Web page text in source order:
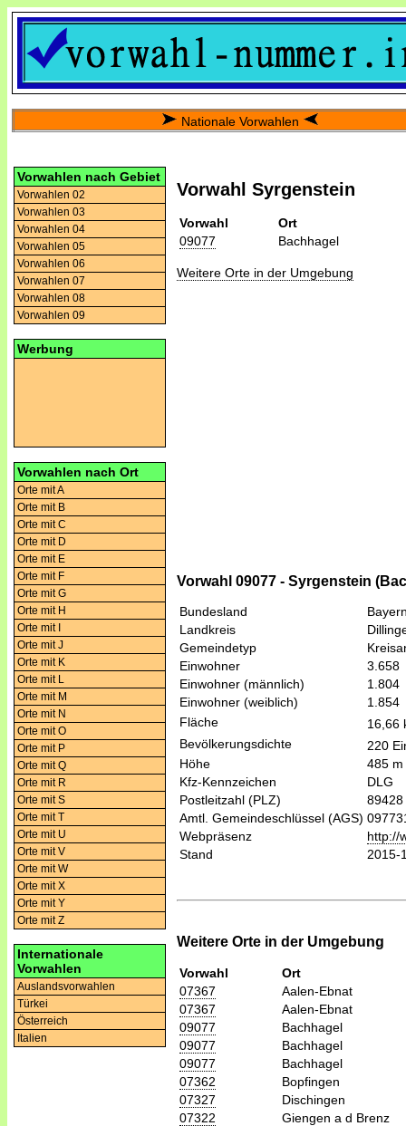
Nationale Vorwahlen
Vorwahlen nach Gebiet
Vorwahlen 02
Vorwahlen 03
Vorwahlen 04
Vorwahlen 05
Vorwahlen 06
Vorwahlen 07
Vorwahlen 08
Vorwahlen 09
Werbung
Vorwahlen nach Ort
Orte mit A
Orte mit B
Orte mit C
Orte mit D
Orte mit E
Orte mit F
Orte mit G
Orte mit H
Orte mit I
Orte mit J
Orte mit K
Orte mit L
Orte mit M
Orte mit N
Orte mit O
Orte mit P
Orte mit Q
Orte mit R
Orte mit S
Orte mit T
Orte mit U
Orte mit V
Orte mit W
Orte mit X
Orte mit Y
Orte mit Z
Internationale
Vorwahlen
Auslandsvorwahlen
Türkei
Österreich
Italien
Vorwahl Syrgenstein
Vorwahl
Ort
09077
Bachhagel
Weitere Orte in der Umgebung
Vorwahl 09077 - Syrgenstein
Bundesland
Landkreis
Gemeindetyp
Einwohner
3.658
Einwohner (männlich)
1.804
Einwohner (weiblich)
1.854
Fläche
16,66
Bevölkerungsdichte
220
Höhe
485 m
Kfz-Kennzeichen
DLG
Postleitzahl (PLZ)
89428
Amtl. Gemeindeschlüssel (AGS)
Webpräsenz
http://
Stand
2015-
Weitere Orte in der Umgebung
Vorwahl
Ort
07367
Aalen-Ebnat
07367
Aalen-Ebnat
09077
Bachhagel
09077
Bachhagel
09077
Bachhagel
07362
Bopfingen
07327
Dischingen
07322
Giengen a d Brenz